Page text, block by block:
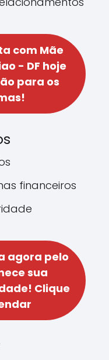
com Mãe
- DF hoje
para os
financeiros
agora pelo
sua
Clique